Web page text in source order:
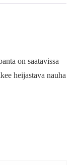
on saatavissa
heijastava nauha